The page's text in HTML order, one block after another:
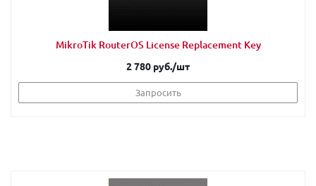
MikroTik RouterOS License Replacement Key
2 780 руб./шт
Запросить